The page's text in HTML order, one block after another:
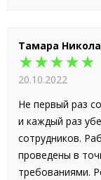
Тамара
★★★★★
20.10.2022
Не первый раз
и каждый раз
сотрудников.
проведены в
требованиями.